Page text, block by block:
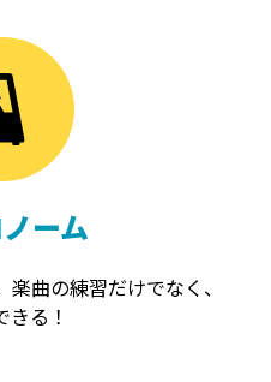
ーム
曲の練習だけでなく、
る！